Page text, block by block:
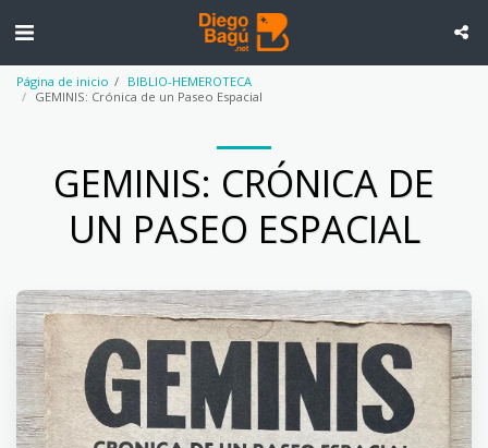
Página de inicio
BIBLIO-HEMEROTECA
GEMINIS: Crónica de un Paseo Espacial
GEMINIS: CRÓNICA DE
UN PASEO ESPACIAL